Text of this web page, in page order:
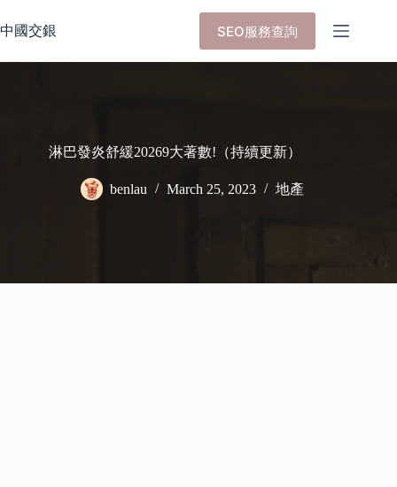
to
content
中國交銀 SEO服務查詢
淋巴發炎舒緩20269大著數!（持續更新）
benlau March 25, 2023 地產